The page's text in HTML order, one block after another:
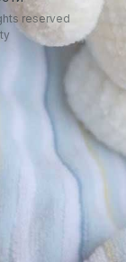
reserved